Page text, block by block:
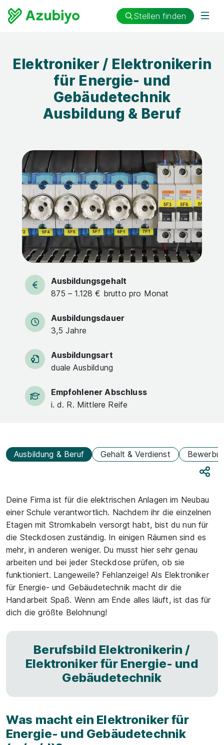
Stellen finden
Elektroniker / Elektronikerin
für Energie- und
Gebäudetechnik
Ausbildung & Beruf
Ausbildungsgehalt
875 – 1.128 € brutto pro Monat
Ausbildungsdauer
3,5 Jahre
Ausbildungsart
duale Ausbildung
Empfohlener Abschluss
i. d. R. Mittlere Reife
Ausbildung & Beruf Gehalt & Verdienst
Deine Firma ist für die elektrischen Anlagen im Neubau
einer Schule verantwortlich. Nachdem ihr die einzelnen
Etagen mit Stromkabeln versorgt habt, bist du nun für
die Steckdosen zuständig. In einigen Räumen sind es
mehr, in anderen weniger. Du musst hier sehr genau
arbeiten und bei jeder Steckdose prüfen, ob sie
funktioniert. Langeweile? Fehlanzeige! Als Elektroniker
für Energie- und Gebäudetechnik macht dir die
Handarbeit Spaß. Wenn am Ende alles läuft, ist das für
dich die größte Belohnung!
Berufsbild Elektronikerin /
Elektroniker für Energie- und
Gebäudetechnik
Was macht ein Elektroniker für
Energie- und Gebäudetechnik